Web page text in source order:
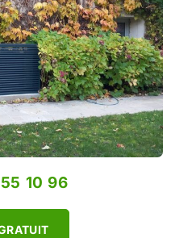
10 96